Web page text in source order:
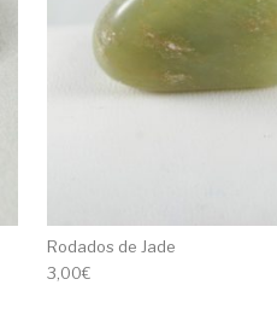
Rodados de Jade
3,00€